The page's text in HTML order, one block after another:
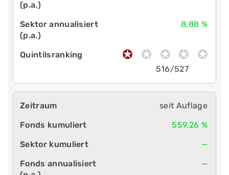
8,88 %
516/527
seit Auflage
559,26 %
—
—